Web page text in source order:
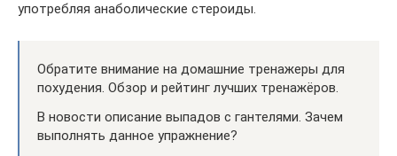
употребляя анаболические стероиды.
Обратите внимание на домашние тренажеры для
похудения. Обзор и рейтинг лучших тренажёров.
В новости описание выпадов с гантелями. Зачем
выполнять данное упражнение?